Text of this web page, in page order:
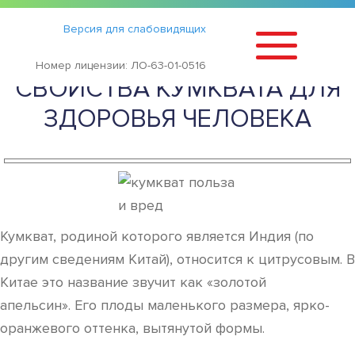
Версия для слабовидящих
Номер лицензии: ЛО-63-01-0516
Статьи ›
ПОЛЕЗНЫЕ И ВРЕДНЫЕ
СВОЙСТВА КУМКВАТА ДЛЯ
ЗДОРОВЬЯ ЧЕЛОВЕКА
Кумкват, родиной которого является Индия (по
другим сведениям Китай), относится к цитрусовым. В
Китае это название звучит как «золотой
апельсин». Его плоды маленького размера, ярко-
оранжевого оттенка, вытянутой формы.